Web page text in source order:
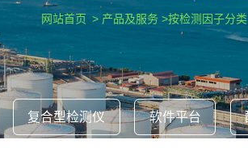
网站首页 > 产品及服务 >按检测因子分
复合型检测仪 软件平台